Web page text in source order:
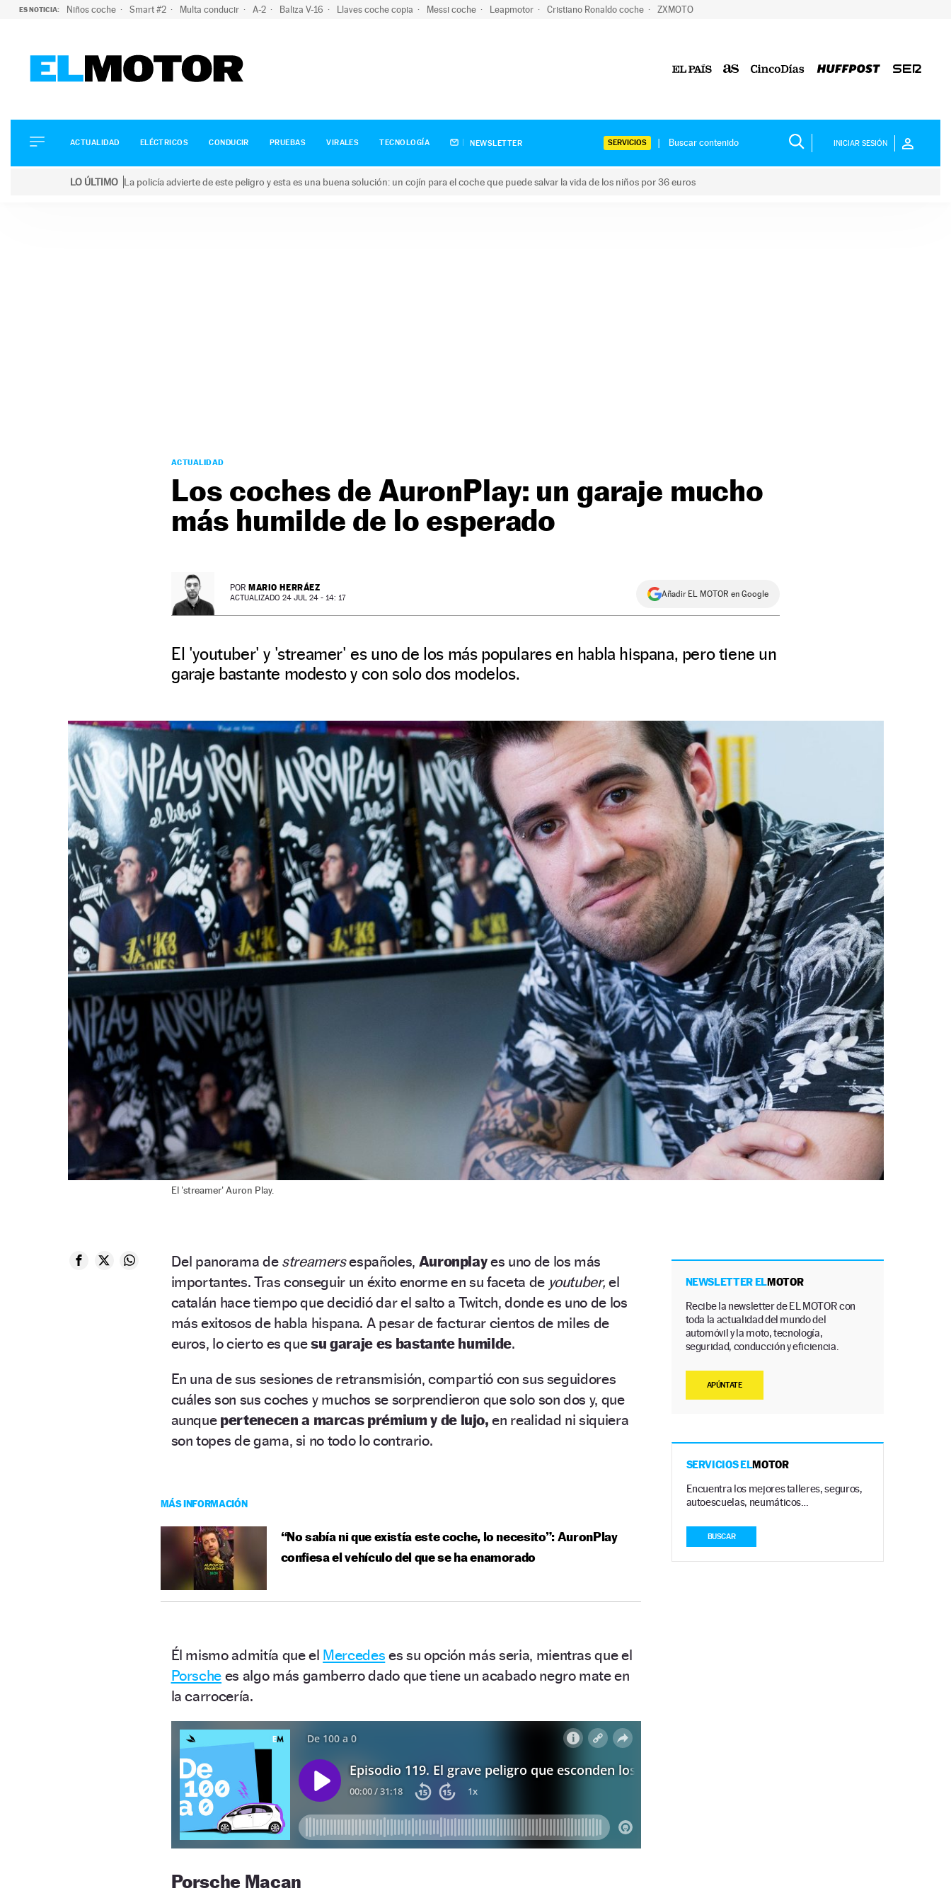
ES NOTICIA: Niños coche Smart #2 Multa conducir A-2 Baliza V-16 Llaves coche copia Messi coche Leapmotor Cristiano Ronaldo coche ZXMOTO
ELÉCTRICOS
CONDUCIR
ACTUALIDAD ELÉCTRICOS CONDUCIR PRUEBAS VIRALES TECNOLOGÍA NEWSLETTER SERVICIOS INICIAR SESIÓN
LO ÚLTIMO La policía advierte de este peligro y esta es una buena solución: un cojín para el coche que puede salvar la vida de los niños por 36 euros
ACTUALIDAD
Los coches de AuronPlay: un garaje mucho
más humilde de lo esperado
POR MARIO HERRÁEZ
ACTUALIZADO 24 JUL 24 - 14: 17 Añadir EL MOTOR en Google
El 'youtuber' y 'streamer' es uno de los más populares en habla hispana, pero tiene un
garaje bastante modesto y con solo dos modelos.
El 'streamer' Auron Play.
Del panorama de streamersespañoles, Auronplayes uno de los más
importantes. Tras conseguir un éxito enorme en su faceta de youtuber, el
catalán hace tiempo que decidió dar el salto a Twitch, donde es uno de los
más exitosos de habla hispana. A pesar de facturar cientos de miles de
euros, lo cierto es quesu garaje es bastante humilde.
En una de sus sesiones de retransmisión, compartió con sus seguidores
cuáles son sus coches y muchos se sorprendieron que solo son dos y, que
aunque pertenecen a marcas prémium y de lujo, en realidad ni siquiera
son topes de gama, si no todo lo contrario.
MÁS INFORMACIÓN
“No sabía ni que existía este coche, lo necesito”: AuronPlay
confiesa el vehículo del que se ha enamorado
Él mismo admitía que el Mercedes es su opción más seria, mientras que el
Porsche es algo más gamberro dado que tiene un acabado negro mate en
la carrocería.
Porsche Macan
NEWSLETTER ELMOTOR
Recibe la newsletter de EL MOTOR con
toda la actualidad del mundo del
automóvil y la moto, tecnología,
seguridad, conducción y eficiencia.
APÚNTATE
SERVICIOS ELMOTOR
Encuentra los mejores talleres, seguros,
autoescuelas, neumáticos…
BUSCAR